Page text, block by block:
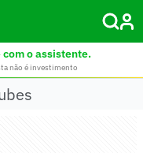
com o assistente.
não é investimento